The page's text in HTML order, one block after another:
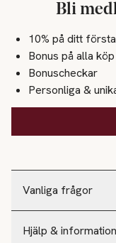
Vanliga frågor
Hjälp & information
Bli
10% på ditt
Bonus på alla köp
Bonuscheckar
Personliga &